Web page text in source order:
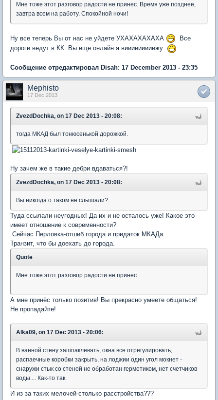
Мне тоже этот разговор радости не принес. Время уже позднее,
завтра всем на работу. Спокойной ночи!
Ну все теперь Вы от нас не уйдете УХАХАХАХАХА
Все
дороги ведут в КК. Вы еще онлайн я вииииииииижу
Сообщение отредактировал Disah: 17 December 2013 - 23:35
Mephisto
17 Dec 2013
ZvezdDochka, on 17 Dec 2013 - 20:08:
тогда МКАД был тонюсенькой дорожкой.
Ну зачем же в такие дебри вдаваться?!
ZvezdDochka, on 17 Dec 2013 - 20:08:
Вы никогда о таком не слышали?
Туда ссылали неугодных! Да их и не осталось уже! Какое это
имеет отношение к современности?
Сейчас Перловка-отшиб города и придаток МКАДа.
Транзит, что бы доехать до города.
Quote
Мне тоже этот разговор радости не принес
А мне принёс только позитив! Вы прекрасно умеете общаться!
Не пропадайте!
Alka09, on 17 Dec 2013 - 20:06:
В ванной стену зашпаклевать, окна все отрегулировать,
распаечные коробки закрыть, на лоджии один угол мокнет -
снаружи стык со стеной не обработан герметиком, нет счетчиков
воды.... Как-то так.
И из за таких мелочей-столько расстройства???